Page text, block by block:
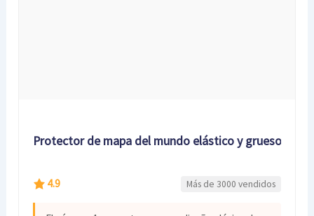
Protector de mapa del mundo elástico y grueso
4.9 Más de 3000 vendidos